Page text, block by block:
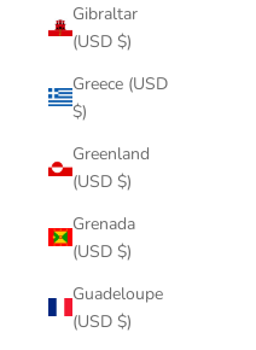
Gibraltar
(USD $)
Greece (USD
$)
Greenland
(USD $)
Grenada
(USD $)
Guadeloupe
(USD $)